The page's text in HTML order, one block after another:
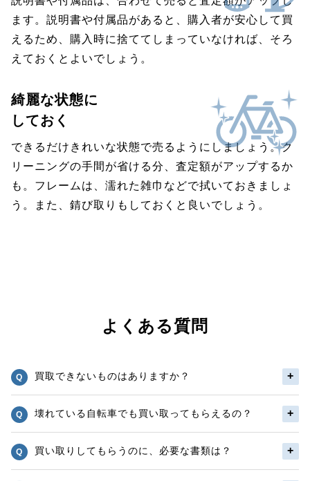
ます。説明書や付属品があると、購入者が安心して買
えるため、購入時に捨ててしまっていなければ、そろ
えておくとよいでしょう。
綺麗な状態に
しておく
できるだけきれいな状態で売るようにしましょう。ク
リーニングの手間が省ける分、査定額がアップするか
も。フレームは、濡れた雑巾などで拭いておきましょ
う。また、錆び取りもしておくと良いでしょう。
よくある質問
買取できないものはありますか？
壊れている自転車でも買い取ってもらえるの？
買い取りしてもらうのに、必要な書類は？